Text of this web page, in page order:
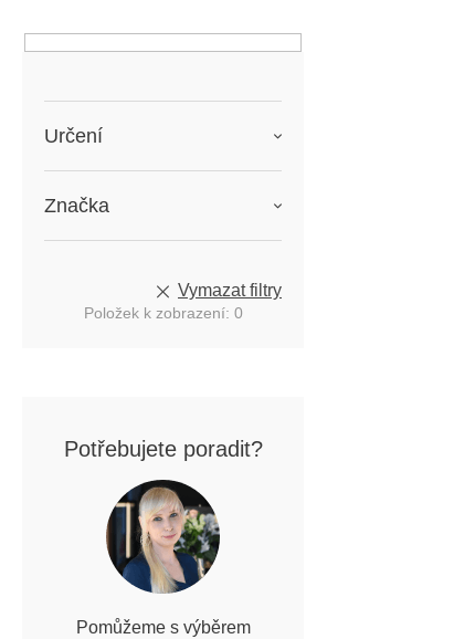
Určení
Značka
Vymazat filtry
Položek k zobrazení: 0
Potřebujete poradit?
Pomůžeme s výběrem